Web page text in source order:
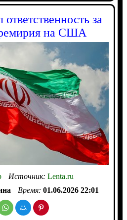
за
на США
Источник: Lenta.ru
Время: 01.06.2026 22:01